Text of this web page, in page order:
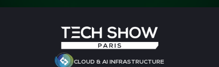
CLOUD & AI INFRASTRUCTURE